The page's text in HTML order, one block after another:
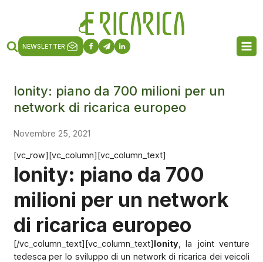
NEWSLETTER
Ionity: piano da 700 milioni per un
network di ricarica europeo
Novembre 25, 2021
[vc_row][vc_column][vc_column_text]
Ionity: piano da 700
milioni per un network
di ricarica europeo
[/vc_column_text][vc_column_text]Ionity, la joint venture
tedesca per lo sviluppo di un network di ricarica dei veicoli